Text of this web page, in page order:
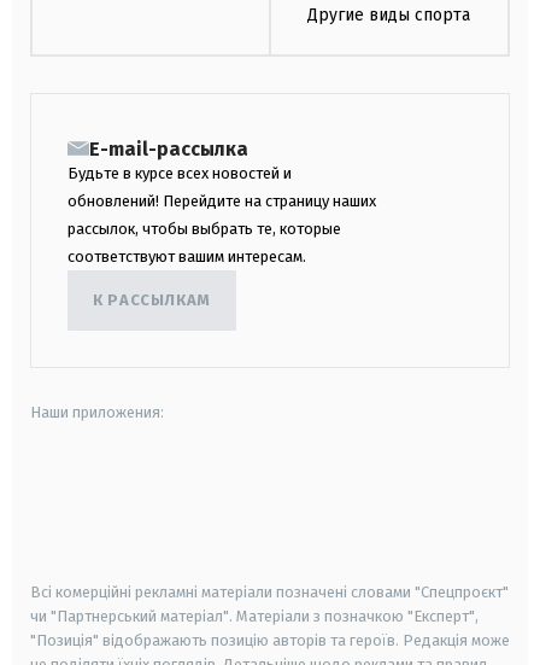
Другие виды спорта
E-mail-рассылка
Будьте в курсе всех новостей и
обновлений! Перейдите на страницу наших
рассылок, чтобы выбрать те, которые
соответствуют вашим интересам.
К РАССЫЛКАМ
Наши приложения:
Всі комерційні рекламні матеріали позначені словами "Спецпроєкт"
чи "Партнерський матеріал". Матеріали з позначкою "Експерт",
"Позиція" відображають позицію авторів та героїв. Редакція може